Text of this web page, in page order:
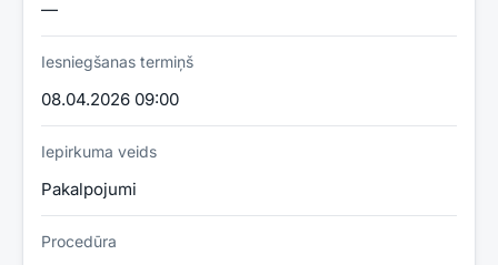
—
Iesniegšanas termiņš
08.04.2026 09:00
Iepirkuma veids
Pakalpojumi
Procedūra